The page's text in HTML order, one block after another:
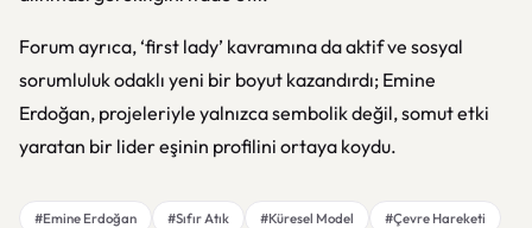
Forum ayrıca, ‘first lady’ kavramına da aktif ve sosyal
sorumluluk odaklı yeni bir boyut kazandırdı; Emine
Erdoğan, projeleriyle yalnızca sembolik değil, somut etki
yaratan bir lider eşinin profilini ortaya koydu.
#Emine Erdoğan #Sıfır Atık #Küresel Model
#Çevre Hareketi